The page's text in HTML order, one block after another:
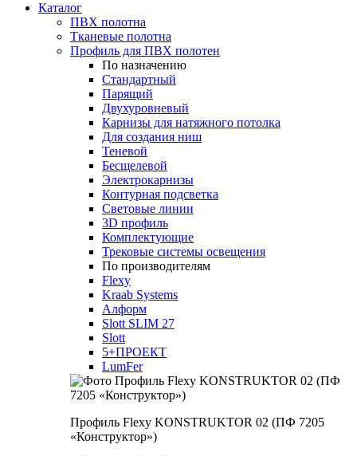
Каталог
ПВХ полотна
Тканевые полотна
Профиль для ПВХ полотен
По назначению
Стандартный
Парящий
Двухуровневый
Карнизы для натяжного потолка
Для создания ниш
Теневой
Бесщелевой
Электрокарнизы
Контурная подсветка
Световые линии
3D профиль
Комплектующие
Трековые системы освещения
По производителям
Flexy
Kraab Systems
Алформ
Slott SLIM 27
Slott
5+ПРОЕКТ
LumFer
Профиль Flexy KONSTRUKTOR 02 (ПФ 7205
«Конструктор»)